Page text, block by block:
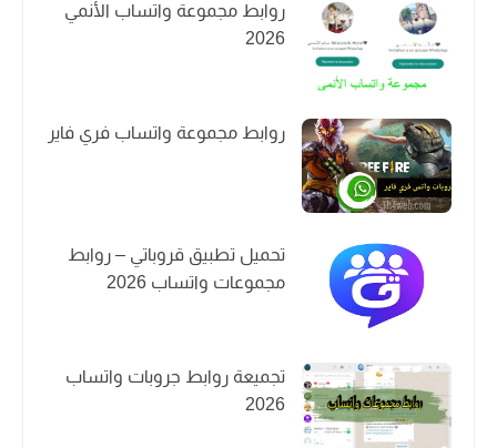
روابط مجموعة واتساب الأنمي
2026
روابط مجموعة واتساب فري فاير
تحميل تطبيق قروباتي – روابط
مجموعات واتساب 2026
تجميعة روابط جروبات واتساب
2026